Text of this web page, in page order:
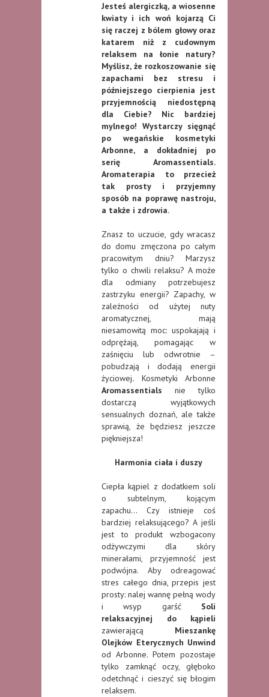
Jesteś alergiczką, a wiosenne
kwiaty i ich woń kojarzą Ci
się raczej z bólem głowy oraz
katarem niż z cudownym
relaksem na łonie natury?
Myślisz, że rozkoszowanie się
zapachami bez stresu i
późniejszego cierpienia jest
przyjemnością niedostępną
dla Ciebie? Nic bardziej
mylnego! Wystarczy sięgnąć
po wegańskie kosmetyki
Arbonne, a dokładniej po
serię Aromassentials.
Aromaterapia to przecież
tak prosty i przyjemny
sposób na poprawę nastroju,
a także i zdrowia.
Znasz to uczucie, gdy wracasz
do domu zmęczona po całym
pracowitym dniu? Marzysz
tylko o chwili relaksu? A może
dla odmiany potrzebujesz
zastrzyku energii? Zapachy, w
zależności od użytej nuty
aromatycznej, mają
niesamowitą moc: uspokajają i
odprężają, pomagając w
zaśnięciu lub odwrotnie –
pobudzają i dodają energii
życiowej. Kosmetyki Arbonne
Aromassentials nie tylko
dostarczą wyjątkowych
sensualnych doznań, ale także
sprawią, że będziesz jeszcze
piękniejsza!
Harmonia ciała i duszy
Ciepła kąpiel z dodatkiem soli
o subtelnym, kojącym
zapachu… Czy istnieje coś
bardziej relaksującego? A jeśli
jest to produkt wzbogacony
odżywczymi dla skóry
minerałami, przyjemność jest
podwójna. Aby odreagować
stres całego dnia, przepis jest
prosty: nalej wannę pełną wody
i wsyp garść Soli
relaksacyjnej do kąpieli
zawierającą Mieszankę
Olejków Eterycznych Unwind
od Arbonne. Potem pozostaje
tylko zamknąć oczy, głęboko
odetchnąć i cieszyć się błogim
relaksem.